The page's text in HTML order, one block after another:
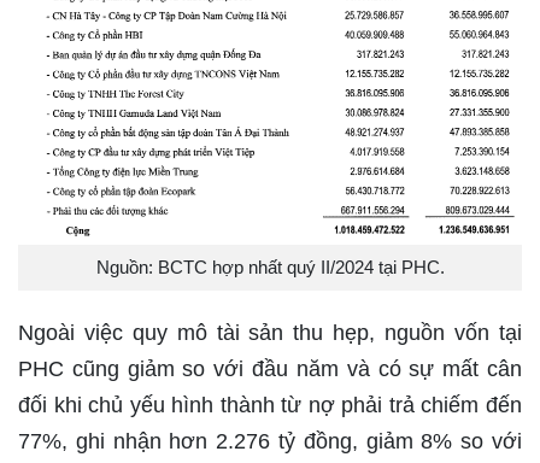
Nguồn: BCTC hợp nhất quý II/2024 tại PHC.
Ngoài việc quy mô tài sản thu hẹp, nguồn vốn tại
PHC cũng giảm so với đầu năm và có sự mất cân
đối khi chủ yếu hình thành từ nợ phải trả chiếm đến
77%, ghi nhận hơn 2.276 tỷ đồng, giảm 8% so với